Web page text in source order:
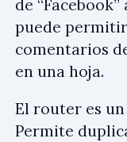
de
puede
comentarios
en una hoja.
El router es
Permite